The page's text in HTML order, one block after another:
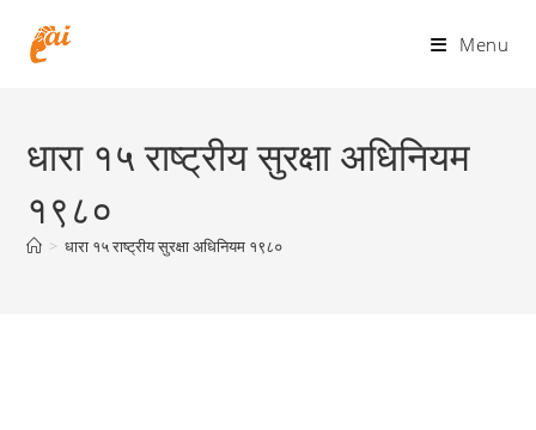
Menu
धारा १५ राष्ट्रीय सुरक्षा अधिनियम
१९८०
> धारा १५ राष्ट्रीय सुरक्षा अधिनियम १९८०